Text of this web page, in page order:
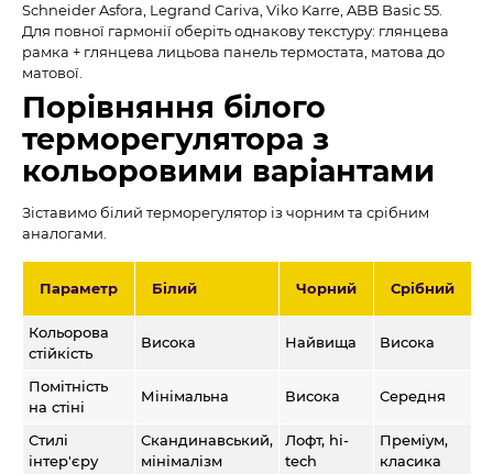
Schneider Asfora, Legrand Cariva, Viko Karre, ABB Basic 55.
Для повної гармонії оберіть однакову текстуру: глянцева
рамка + глянцева лицьова панель термостата, матова до
матової.
Порівняння білого
терморегулятора з
кольоровими варіантами
Зіставимо білий терморегулятор із чорним та срібним
аналогами.
Параметр Білий Чорний Срібний
Кольорова
стійкість
Висока Найвища Висока
Помітність
на стіні
Мінімальна Висока Середня
Стилі
інтер'єру
Скандинавський,
мінімалізм
Лофт, hi-
tech
Преміум,
класика